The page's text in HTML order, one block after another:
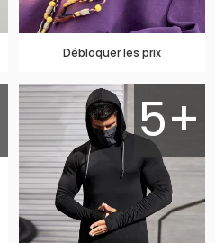
Débloquer les prix
5+